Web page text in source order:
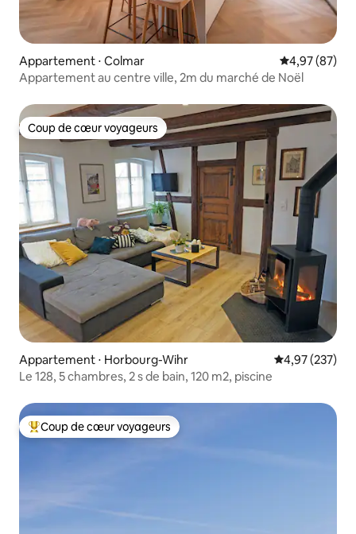
Appartement ⋅ Colmar Évaluation
4,97 (87)
Appartement au centre ville, 2m du marché de Noël
Coup de cœur voyageurs
Coup de cœur voyageurs
Appartement ⋅ Horbourg-Wihr Évaluation
4,97 (237)
Le 128, 5 chambres, 2 s de bain, 120 m2, piscine
Coups de cœur voyageurs les plus appréciés
Coup de cœur voyageurs